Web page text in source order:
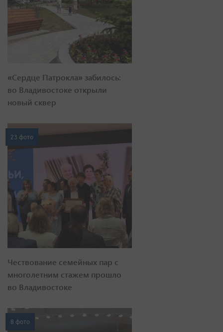
«Сердце Патрокла» забилось:
во Владивостоке открыли
новый сквер
23 фото
Чествование семейных пар с
многолетним стажем прошло
во Владивостоке
8 фото